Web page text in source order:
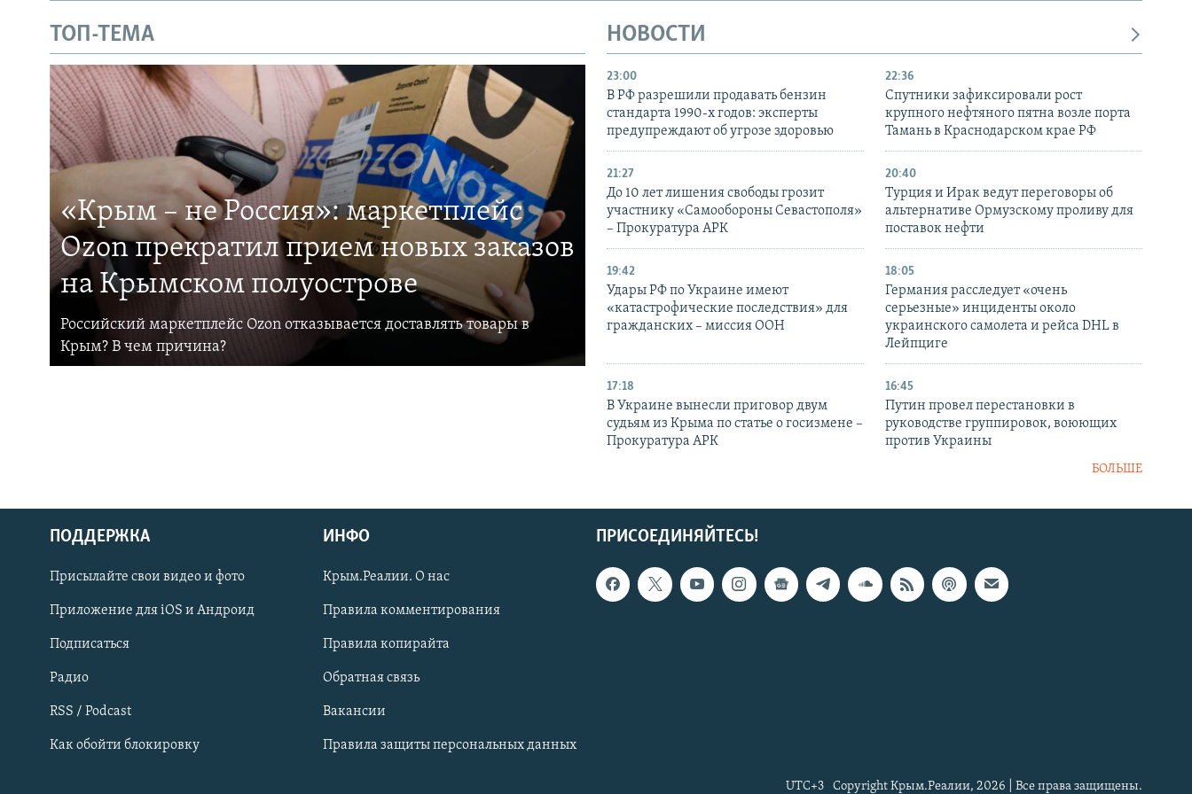
Українською
Qırımtatar
ПРИСОЕДИНЯЙТЕСЬ!
ТОП-ТЕМА
«Крым – не Россия»: маркетплейс
Ozon прекратил прием новых заказов
на Крымском полуострове
Российский маркетплейс Ozon отказывается доставлять товары в
Крым? В чем причина?
НОВОСТИ
23:00
В РФ разрешили продавать бензин
стандарта 1990-х годов: эксперты
предупреждают об угрозе здоровью
22:36
Спутники зафиксировали рост
крупного нефтяного пятна возле порта
Тамань в Краснодарском крае РФ
21:27
До 10 лет лишения свободы грозит
участнику «Самообороны Севастополя»
– Прокуратура АРК
20:40
Турция и Ирак ведут переговоры об
альтернативе Ормузскому проливу для
поставок нефти
19:42
Удары РФ по Украине имеют
«катастрофические последствия» для
гражданских – миссия ООН
18:05
Германия расследует «очень
серьезные» инциденты около
украинского самолета и рейса DHL в
Лейпциге
17:18
В Украине вынесли приговор двум
судьям из Крыма по статье о госизмене –
Прокуратура АРК
16:45
Путин провел перестановки в
руководстве группировок, воюющих
против Украины
БОЛЬШЕ
ПРИСОЕДИНЯЙТЕСЬ!
ПОДДЕРЖКА
Присылайте свои видео и фото
Приложение для iOS и Андроид
Подписаться
Радио
RSS / Podcast
Как обойти блокировку
ИНФО
Крым.Реалии. О нас
Правила комментирования
Правила копирайта
Обратная связь
Вакансии
Правила защиты персональных данных
Copyright Крым.Реалии, 2026 | Все права защищены.
UTC+3